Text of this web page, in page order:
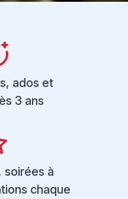
ados et
3 ans
soirées à
chaque